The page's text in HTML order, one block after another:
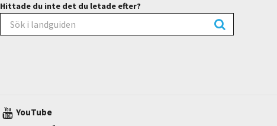
Hittade du inte det du letade efter?
YouTube